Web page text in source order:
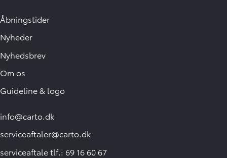
Åbningstider
Nyheder
Nyhedsbrev
Om os
Guideline & logo
info@carto.dk
serviceaftaler@carto.dk
serviceaftale tlf.: 69 16 60 67